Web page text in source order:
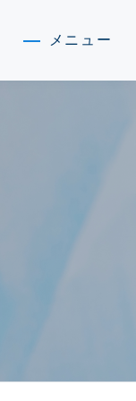
メニュー